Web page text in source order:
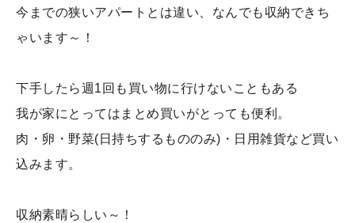
今までの狭いアパートとは違い、なんでも収納できち
ゃいます～！
下手したら週1回も買い物に行けないこともある
我が家にとってはまとめ買いがとっても便利。
肉・卵・野菜(日持ちするもののみ)・日用雑貨など買い
込みます。
収納素晴らしい～！